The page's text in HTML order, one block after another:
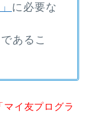
に必要な
あるこ
イ友プログラ